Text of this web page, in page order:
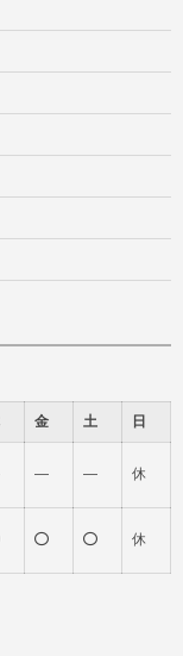
金 土 日
― ― 休
休